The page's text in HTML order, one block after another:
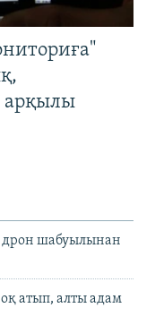
арқылы
дрон шабуылынан
атып, алты адам